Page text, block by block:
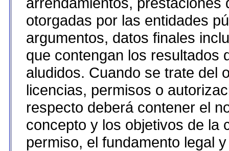
otorgadas por las entidades
argumentos, datos finales
que contengan los resultados
aludidos. Cuando se trate del
licencias, permisos o
respecto deberá contener el
concepto y los objetivos de la
permiso, el fundamento legal